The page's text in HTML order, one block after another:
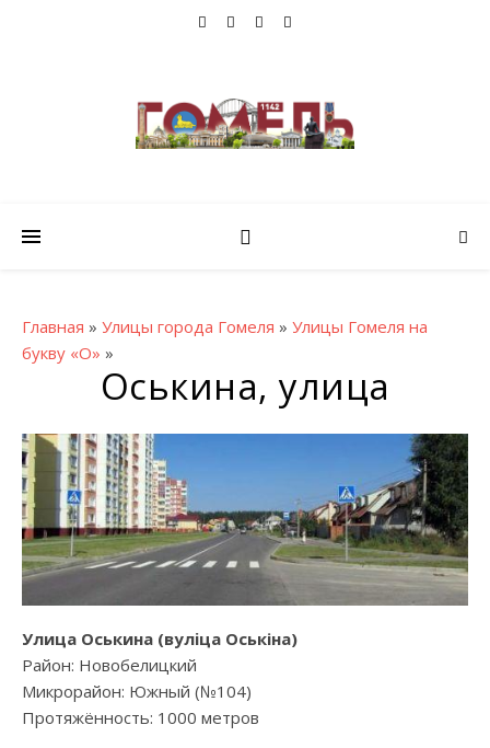
Главная » Улицы города Гомеля » Улицы Гомеля на
букву «О» »
Оськина, улица
Улица Оськина (вулiца Оськіна)
Район: Новобелицкий
Микрорайон: Южный (№104)
Протяжённость: 1000 метров